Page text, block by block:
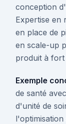
conception
Expertise en
en place de
en scale-up
produit à fort
Exemple
de santé
d'unité de